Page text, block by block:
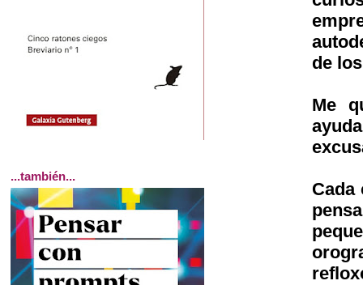
de
Me
Cada
...también...